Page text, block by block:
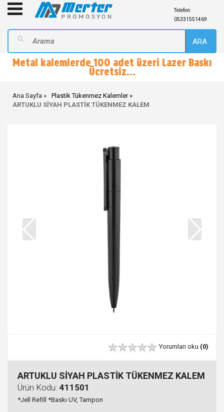
Telefon:
05331551469
ARA
Metal kalemlerde 100 adet üzeri Lazer Baskı
Ücretsiz...
Ana Sayfa
Plastik Tükenmez Kalemler
ARTUKLU SİYAH PLASTİK TÜKENMEZ KALEM
Yorumları oku (0)
ARTUKLU SİYAH PLASTİK TÜKENMEZ KALEM
Ürün Kodu: 411501
*Jell Refill *Baskı UV, Tampon